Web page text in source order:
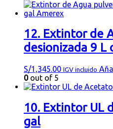
12. Extintor de
desionizada 9 L
S/1,345.00 IGV incluido
0out of 5
10. Extintor UL
gal